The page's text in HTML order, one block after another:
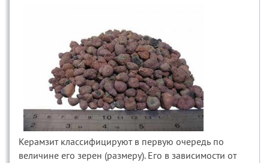
Керамзит классифицируют в первую очередь по
величине его зерен (размеру). Его в зависимости от